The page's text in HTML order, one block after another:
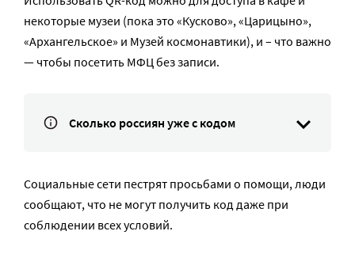
некоторые музеи (пока это «Кусково», «Царицыно»,
«Архангельское» и Музей космонавтики), и – что важно
— чтобы посетить МФЦ без записи.
Сколько россиян уже с кодом
Социальные сети пестрят просьбами о помощи, люди
сообщают, что не могут получить код даже при
соблюдении всех условий.